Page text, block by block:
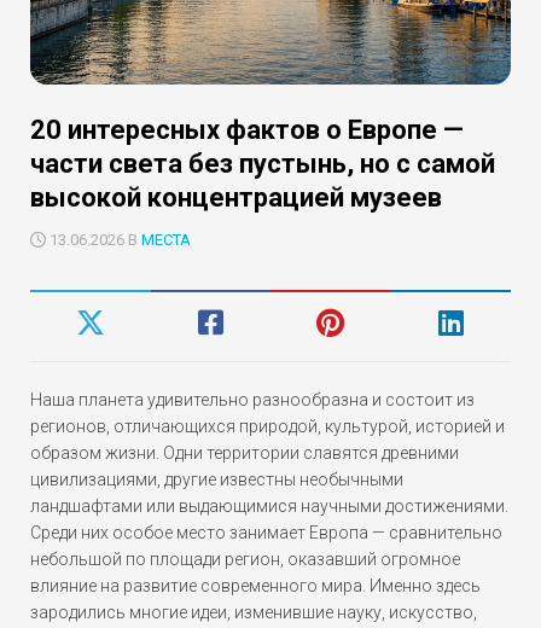
20 интересных фактов о Европе —
части света без пустынь, но с самой
высокой концентрацией музеев
13.06.2026 В МЕСТА
Наша планета удивительно разнообразна и состоит из
регионов, отличающихся природой, культурой, историей и
образом жизни. Одни территории славятся древними
цивилизациями, другие известны необычными
ландшафтами или выдающимися научными достижениями.
Среди них особое место занимает Европа — сравнительно
небольшой по площади регион, оказавший огромное
влияние на развитие современного мира. Именно здесь
зародились многие идеи, изменившие науку, искусство,